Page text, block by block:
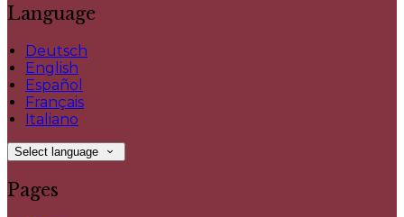
Language
Deutsch
English
Español
Français
Italiano
Select language
Pages